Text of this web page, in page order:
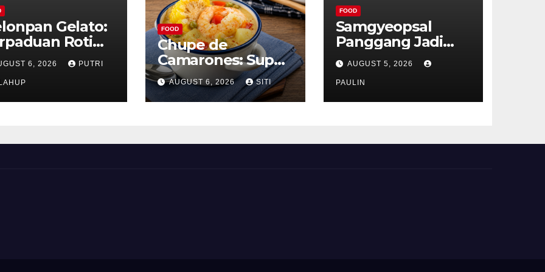
Gelato:
Roti
dan Es
Lembut yang
6, 2026 PUTRI
FOOD
Chupe de
Camarones: Sup
Udang Khas Peru
yang Gurih Lezat
AUGUST 6, 2026 SITI
FOOD
Samgyeopsal
Panggang Jadi
Favorit Pecinta
Kuliner Korea
AUGUST 5, 2026
PAULIN